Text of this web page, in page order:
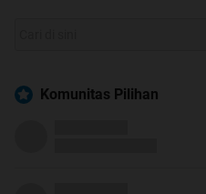
Komunitas Pilihan